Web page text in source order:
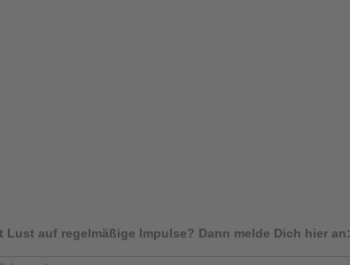
Lust auf regelmäßige Impulse? Dann melde Dich hier an: